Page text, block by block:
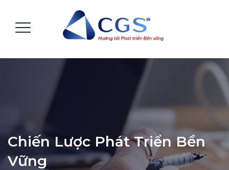
Chiến Lược Phát Triển Bền
Vững